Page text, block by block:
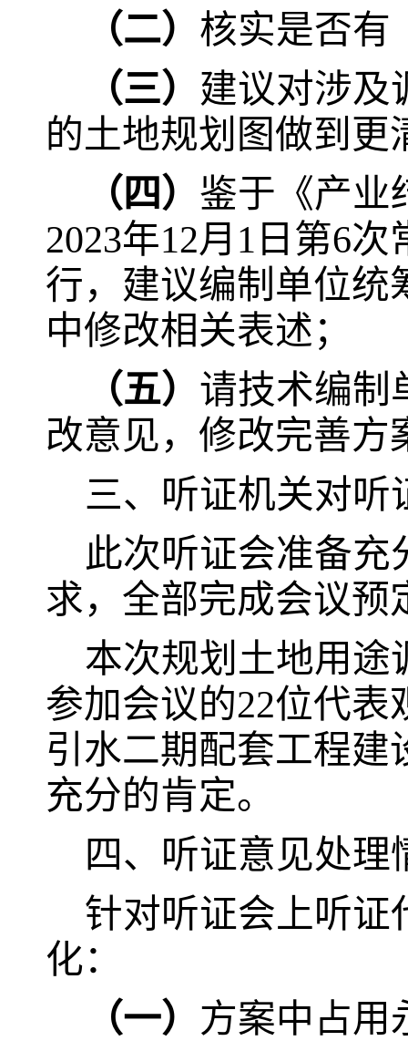
（二） 核实是否有
（三） 建议对涉及
的土地规划图做到更
（四） 鉴于《产业
2023年12月 1 日第6次
行，建议编制单位统
中修改相关表述；
（五） 请技术编制
改意见，修改完善方
三、听证机关对听
此次听证会准备
求，全部完成会议预
本次规划土地用途
参加会议的22位代表
引水二期配套工程建
充分的肯定。
四、听证意见处理
针对听证会上听证
化：
（一） 方案中占用